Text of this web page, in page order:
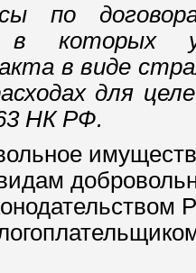
по
в которых
в виде
для
НК РФ.